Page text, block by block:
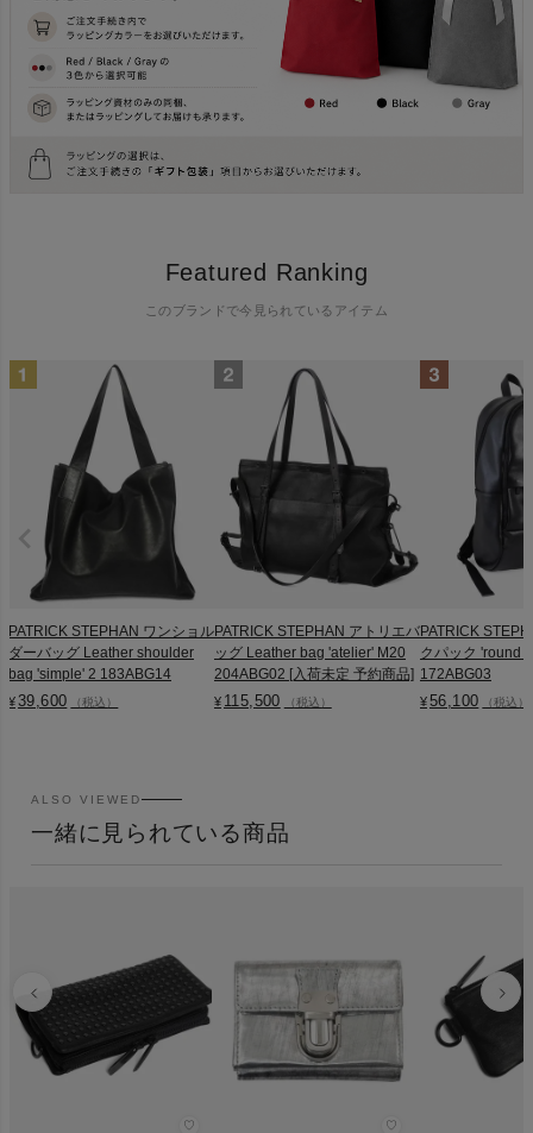
Featured Ranking
このブランドで今見られているアイテム
PATRICK STEPHAN ワンショル
ダーバッグ Leather shoulder
bag 'simple' 2 183ABG14
¥ 39,600 （税込）
PATRICK STEPHAN アトリエバ
ッグ Leather bag 'atelier' M20
204ABG02 [入荷未定 予約商品]
¥ 115,500 （税込）
PATRICK
クパック 'round
172ABG03
¥56,100 （税込）
ALSO VIEWED
一緒に見られている商品
♡ ♡